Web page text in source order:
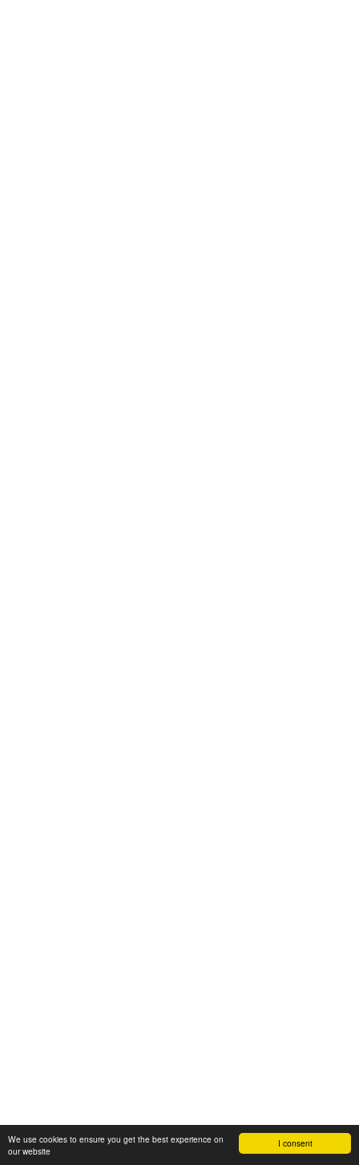
I consent
We use cookies to ensure you get the best experience on
our website